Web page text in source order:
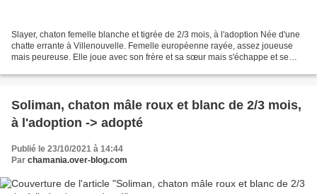
Slayer, chaton femelle blanche et tigrée de 2/3 mois, à l'adoption Née d'une
chatte errante à Villenouvelle. Femelle européenne rayée, assez joueuse
mais peureuse. Elle joue avec son frère et sa sœur mais s'échappe et se
Soliman, chaton mâle roux et blanc de 2/3 mois,
à l'adoption -> adopté
Publié le 23/10/2021 à 14:44
Par chamania.over-blog.com